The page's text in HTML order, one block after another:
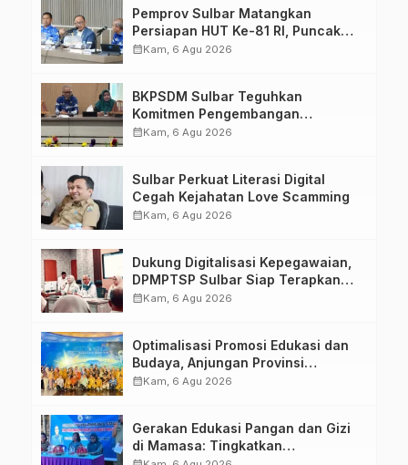
Pemprov Sulbar Matangkan
Persiapan HUT Ke-81 RI, Puncak
Upacara di Lapangan Ahmad
calendar_monthKam, 6 Agu 2026
BKPSDM Sulbar Teguhkan
Komitmen Pengembangan
Kompetensi ASN melalui
calendar_monthKam, 6 Agu 2026
Sulbar Perkuat Literasi Digital
Cegah Kejahatan Love Scamming
calendar_monthKam, 6 Agu 2026
Dukung Digitalisasi Kepegawaian,
DPMPTSP Sulbar Siap Terapkan
Aplikasi FLEKSI ASN
calendar_monthKam, 6 Agu 2026
Optimalisasi Promosi Edukasi dan
Budaya, Anjungan Provinsi
Sulawesi Barat Perkuat Kolaborasi
calendar_monthKam, 6 Agu 2026
Gerakan Edukasi Pangan dan Gizi
di Mamasa: Tingkatkan